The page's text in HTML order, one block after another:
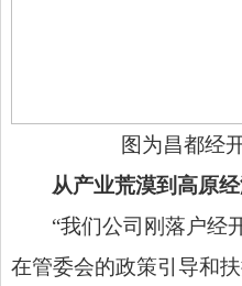
图为昌都经
从产业荒漠到高原
“我们公司刚落户经
在管委会的政策引导和